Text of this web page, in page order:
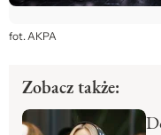
fot. AKPA
Zobacz także: